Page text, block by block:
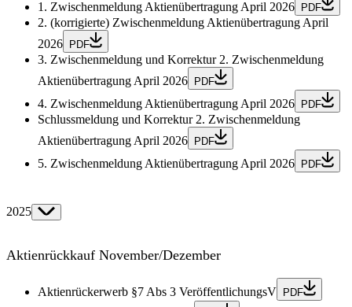
1. Zwischenmeldung Aktienübertragung April 2026 PDF
2. (korrigierte) Zwischenmeldung Aktienübertragung April
2026
PDF
3. Zwischenmeldung und Korrektur 2. Zwischenmeldung
Aktienübertragung April 2026
PDF
4. Zwischenmeldung Aktienübertragung April 2026 PDF
Schlussmeldung und Korrektur 2. Zwischenmeldung
Aktienübertragung April 2026
PDF
5. Zwischenmeldung Aktienübertragung April 2026 PDF
2025
Aktienrückkauf November/Dezember
Aktienrückerwerb §7 Abs 3 VeröffentlichungsV PDF